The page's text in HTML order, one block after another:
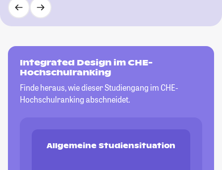
Integrated Design im CHE-
Hochschulranking
Finde heraus, wie dieser Studiengang im CHE-
Hochschulranking abschneidet.
Allgemeine Studiensituation